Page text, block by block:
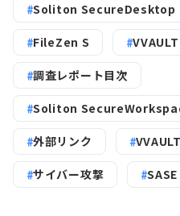
Soliton SecureDesktop
FileZen S VVAULT
調査レポート目次
Soliton
外部リンク
サイバー攻撃 SASE